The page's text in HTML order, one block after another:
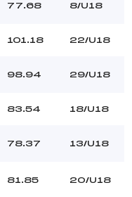
77.68 8/U18
101.18 22/U18
98.94 29/U18
83.54 18/U18
78.37 13/U18
81.85 20/U18